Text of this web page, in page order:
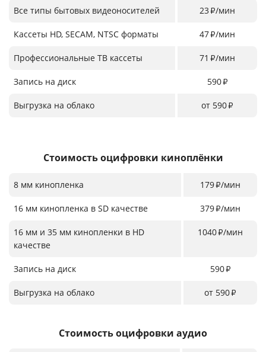
Все типы бытовых видеоносителей 23₽/мин
Кассеты HD, SECAM, NTSC форматы 47₽/мин
Профессиональные ТВ кассеты 71 ₽/мин
Запись на диск 590₽
Выгрузка на облако от 590₽
Стоимость оцифровки киноплёнки
8 мм кинопленка 179₽/мин
16 мм кинопленка в SD качестве 379₽/мин
16 мм и 35 мм кинопленки в HD
качестве
1040₽/мин
Запись на диск 590₽
Выгрузка на облако от 590₽
Стоимость оцифровки аудио